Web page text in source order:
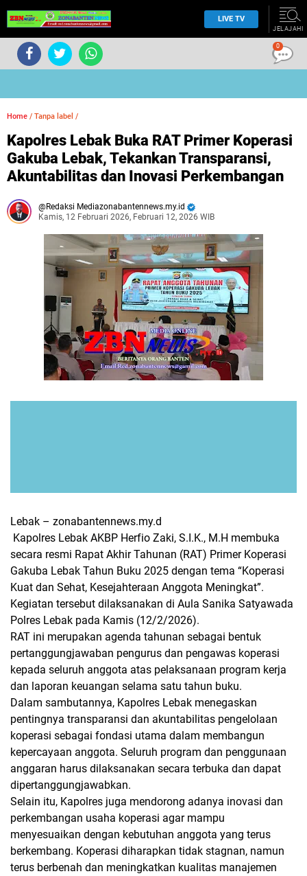
LIVE TV
JELAJAHI
Home / Tanpa label /
Kapolres Lebak Buka RAT Primer Koperasi
Gakuba Lebak, Tekankan Transparansi,
Akuntabilitas dan Inovasi Perkembangan
Redaksi Mediazonabantennews.my.id
Kamis, 12 Februari 2026, Februari 12, 2026 WIB
Lebak – zonabantennews.my.d
Kapolres Lebak AKBP Herfio Zaki, S.I.K., M.H membuka
secara resmi Rapat Akhir Tahunan (RAT) Primer Koperasi
Gakuba Lebak Tahun Buku 2025 dengan tema “Koperasi
Kuat dan Sehat, Kesejahteraan Anggota Meningkat”.
Kegiatan tersebut dilaksanakan di Aula Sanika Satyawada
Polres Lebak pada Kamis (12/2/2026).
RAT ini merupakan agenda tahunan sebagai bentuk
pertanggungjawaban pengurus dan pengawas koperasi
kepada seluruh anggota atas pelaksanaan program kerja
dan laporan keuangan selama satu tahun buku.
Dalam sambutannya, Kapolres Lebak menegaskan
pentingnya transparansi dan akuntabilitas pengelolaan
koperasi sebagai fondasi utama dalam membangun
kepercayaan anggota. Seluruh program dan penggunaan
anggaran harus dilaksanakan secara terbuka dan dapat
dipertanggungjawabkan.
Selain itu, Kapolres juga mendorong adanya inovasi dan
perkembangan usaha koperasi agar mampu
menyesuaikan dengan kebutuhan anggota yang terus
berkembang. Koperasi diharapkan tidak stagnan, namun
terus berbenah dan meningkatkan kualitas manajemen
0